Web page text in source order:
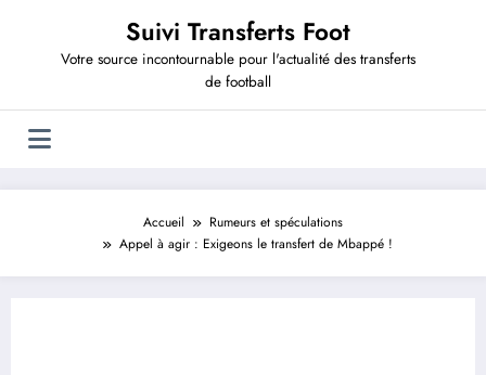
Suivi Transferts Foot
Votre source incontournable pour l'actualité des transferts
de football
Accueil
Rumeurs et spéculations
Appel à agir : Exigeons le transfert de Mbappé !